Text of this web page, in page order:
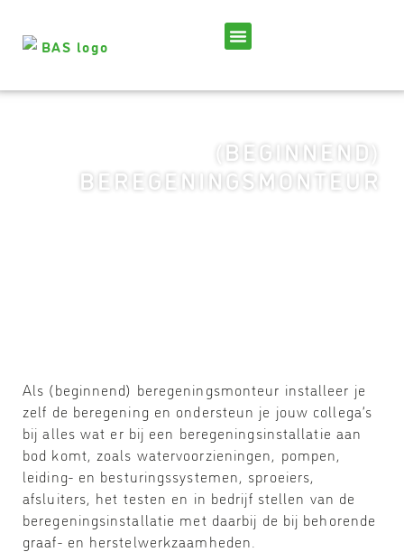
(BEGINNEND)
BEREGENINGS­MONTEUR
Als (beginnend) beregeningsmonteur installeer je
zelf de beregening en ondersteun je jouw collega’s
bij alles wat er bij een beregeningsinstallatie aan
bod komt, zoals watervoorzieningen, pompen,
leiding- en besturingssystemen, sproeiers,
afsluiters, het testen en in bedrijf stellen van de
beregeningsinstallatie met daarbij de bij behorende
graaf- en herstelwerkzaamheden.